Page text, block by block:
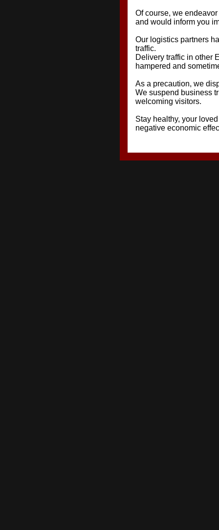
Of course, we
and would inform you
Our logistics partners
traffic.
Delivery traffic in other
hampered and
As a precaution, we
We suspend business
welcoming visitors.
Stay healthy, your
negative economic